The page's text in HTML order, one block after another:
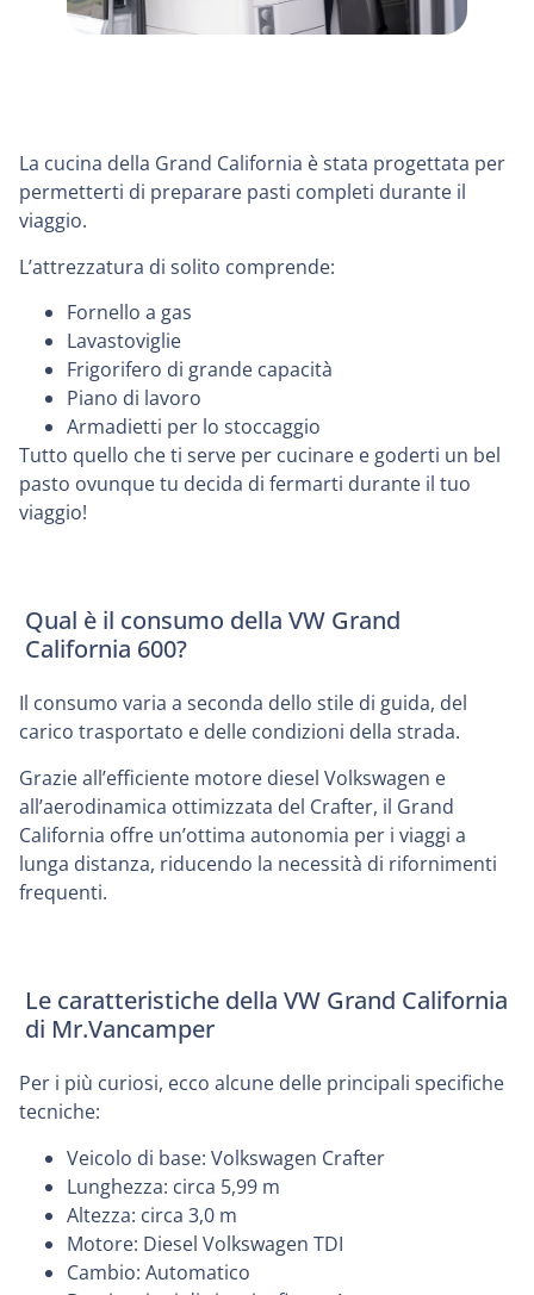
La cucina della Grand California è stata progettata per
permetterti di preparare pasti completi durante il
viaggio.
L’attrezzatura di solito comprende:
Fornello a gas
Lavastoviglie
Frigorifero di grande capacità
Piano di lavoro
Armadietti per lo stoccaggio
Tutto quello che ti serve per cucinare e goderti un bel
pasto ovunque tu decida di fermarti durante il tuo
viaggio!
Qual è il consumo della VW Grand
California 600?
Il consumo varia a seconda dello stile di guida, del
carico trasportato e delle condizioni della strada.
Grazie all’efficiente motore diesel Volkswagen e
all’aerodinamica ottimizzata del Crafter, il Grand
California offre un’ottima autonomia per i viaggi a
lunga distanza, riducendo la necessità di rifornimenti
frequenti.
Le caratteristiche della VW Grand California
di Mr.Vancamper
Per i più curiosi, ecco alcune delle principali specifiche
tecniche:
Veicolo di base: Volkswagen Crafter
Lunghezza: circa 5,99 m
Altezza: circa 3,0 m
Motore: Diesel Volkswagen TDI
Cambio: Automatico